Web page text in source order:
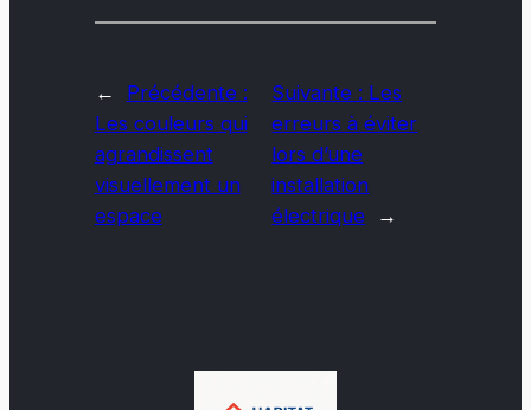
←
Précédente :
Les couleurs qui
agrandissent
visuellement un
espace
Suivante : Les
erreurs à éviter
lors d’une
installation
électrique
→